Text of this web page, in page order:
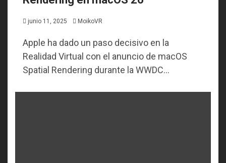
junio 11, 2025 MoikoVR
Apple ha dado un paso decisivo en la
Realidad Virtual con el anuncio de macOS
Spatial Rendering durante la WWDC...